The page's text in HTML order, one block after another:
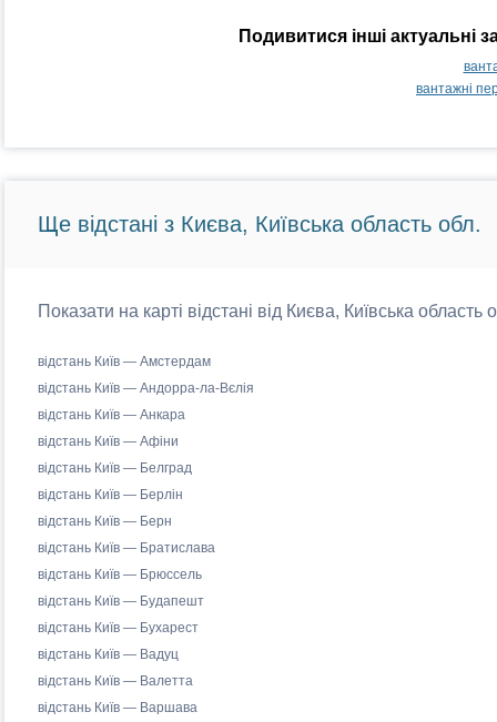
Подивитися інші актуальні
вантажні
Ще відстані з Києва, Київська область обл.
Показати на карті відстані від Києва, Київська
відстань Київ — Амстердам
відстань Київ — Андорра-ла-Вєлія
відстань Київ — Анкара
відстань Київ — Афіни
відстань Київ — Белград
відстань Київ — Берлін
відстань Київ — Берн
відстань Київ — Братислава
відстань Київ — Брюссель
відстань Київ — Будапешт
відстань Київ — Бухарест
відстань Київ — Вадуц
відстань Київ — Валетта
відстань Київ — Варшава